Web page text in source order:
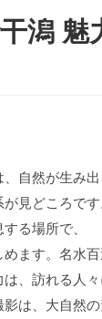
潟 魅
、自然が生み
見どころで
る場所で、
めます。名水
、訪れる人々
は、大自然